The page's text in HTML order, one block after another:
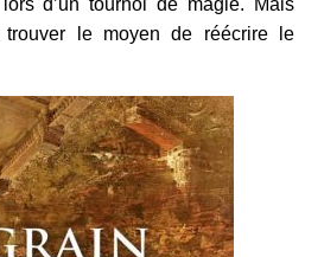
d’un tournoi de magie. Mais
le moyen de réécrire le